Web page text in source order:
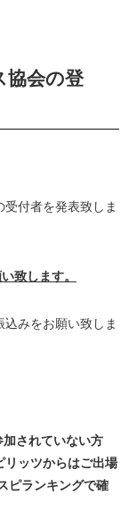
協会の登
付者を発表致しま
致します。
みをお願い致しま
されていない方
リッツからはご出場
ピランキングで確